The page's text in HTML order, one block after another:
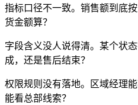
指标口径不一致。销售额到底
货金额算？
字段含义没人说得清。某个状
成，还是售后结束？
权限规则没有落地。区域经理
能看总部线索？